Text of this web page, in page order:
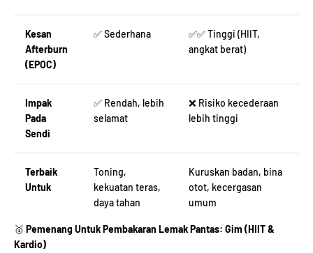
Kesan
Afterburn
(EPOC)
✅ Sederhana
✅✅ Tinggi (HIIT,
angkat berat)
Impak
Pada
Sendi
✅ Rendah, lebih
selamat
❌ Risiko kecederaan
lebih tinggi
Terbaik
Untuk
Toning,
kekuatan teras,
daya tahan
Kuruskan badan, bina
otot, kecergasan
umum
🥇 Pemenang Untuk Pembakaran Lemak Pantas: Gim (HIIT &
Kardio)